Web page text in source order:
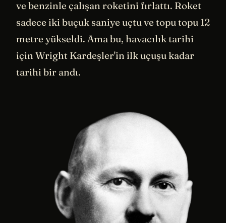
ve benzinle çalışan roketini fırlattı. Roket
sadece iki buçuk saniye uçtu ve topu topu 12
metre yükseldi. Ama bu, havacılık tarihi
için Wright Kardeşler'in ilk uçuşu kadar
tarihi bir andı.